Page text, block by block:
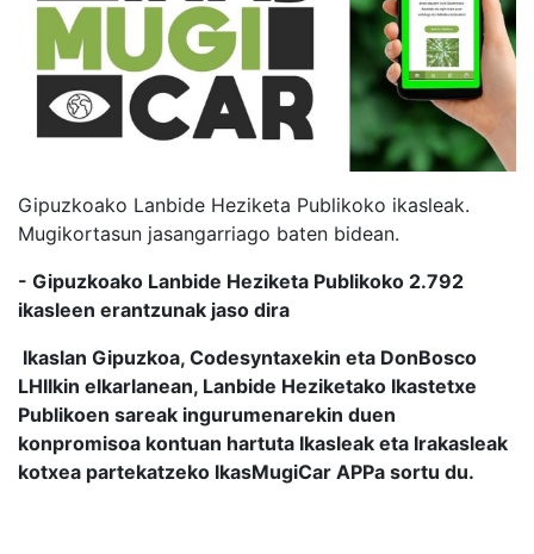
Gipuzkoako Lanbide Heziketa Publikoko ikasleak.
Mugikortasun jasangarriago baten bidean.
- Gipuzkoako Lanbide Heziketa Publikoko 2.792
ikasleen erantzunak jaso dira
Ikaslan Gipuzkoa, Codesyntaxekin eta DonBosco
LHIIkin elkarlanean, Lanbide Heziketako Ikastetxe
Publikoen sareak ingurumenarekin duen
konpromisoa kontuan hartuta Ikasleak eta Irakasleak
kotxea partekatzeko IkasMugiCar APPa sortu du.